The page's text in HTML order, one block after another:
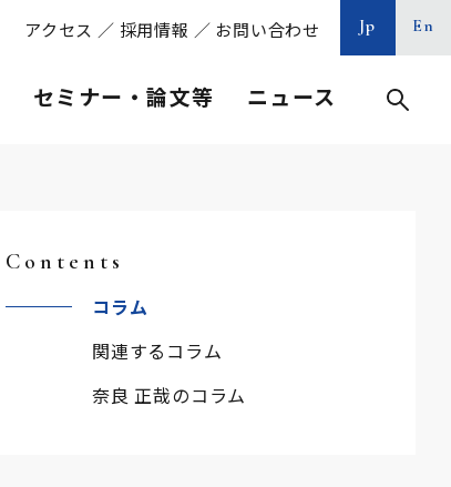
アクセス ／ 採用情報 ／ お問い合わせ Jp En
セミナー・論文等 ニュース
Contents
コラム
関連するコラム
奈良 正哉のコラム